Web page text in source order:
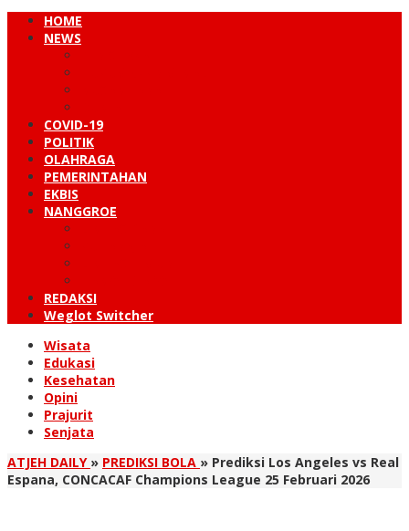
HOME
NEWS
COVID-19
POLITIK
OLAHRAGA
PEMERINTAHAN
EKBIS
NANGGROE
REDAKSI
Weglot Switcher
Wisata
Edukasi
Kesehatan
Opini
Prajurit
Senjata
ATJEH DAILY » PREDIKSI BOLA » Prediksi Los Angeles vs Real
Espana, CONCACAF Champions League 25 Februari 2026